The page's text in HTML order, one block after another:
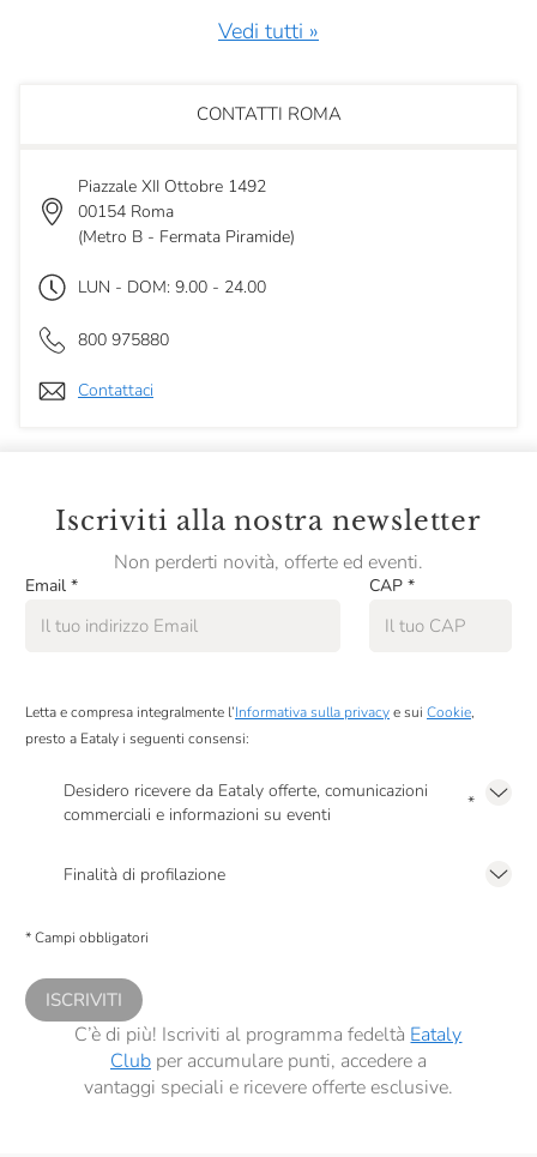
Vedi tutti »
CONTATTI ROMA
Piazzale XII Ottobre 1492
00154 Roma
(Metro B - Fermata Piramide)
LUN - DOM: 9.00 - 24.00
800 975880
Contattaci
Iscriviti alla nostra newsletter
Non perderti novità, offerte ed eventi.
Email * CAP *
Letta e compresa integralmente l’Informativa sulla privacye sui Cookie,
presto a Eataly i seguenti consensi:
Desidero ricevere da Eataly offerte, comunicazioni
commerciali e informazioni su eventi
*
Finalità di profilazione
comunicazioni commerciali personalizzate, in caso di consenso prestato ai
* Campi obbligatori
ISCRIVITI
C’è di più! Iscriviti al programma fedeltà Eataly
Clubper accumulare punti, accedere a
vantaggi speciali e ricevere offerte esclusive.